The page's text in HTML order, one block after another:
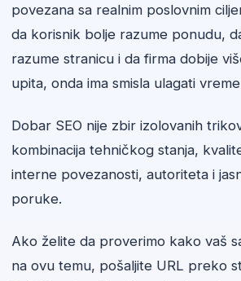
povezana sa realnim poslovnim
da korisnik bolje razume ponudu,
razume stranicu i da firma dobije
upita, onda ima smisla ulagati
Dobar SEO nije zbir izolovanih
kombinacija tehničkog stanja,
interne povezanosti, autoriteta i
poruke.
Ako želite da proverimo kako vaš
na ovu temu, pošaljite URL preko